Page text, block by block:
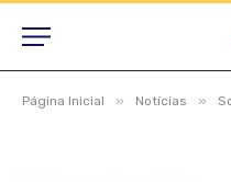
Página Inicial » Notícias » Sob